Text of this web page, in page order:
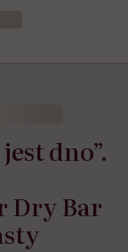
dno”.
Dry Bar